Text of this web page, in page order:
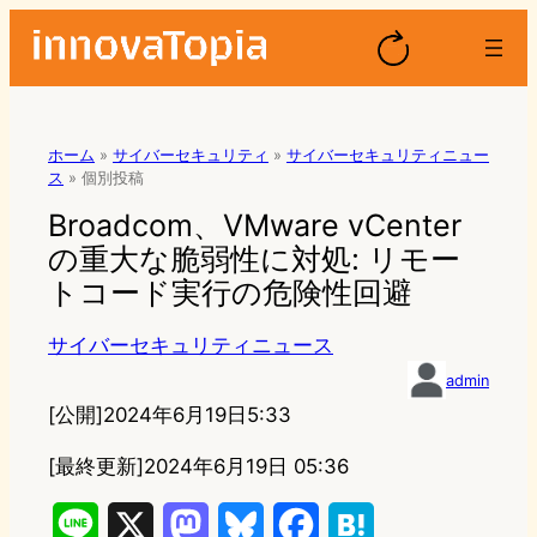
ホーム » サイバーセキュリティ » サイバーセキュリティニュー
ス » 個別投稿
Broadcom、VMware vCenter
の重大な脆弱性に対処: リモー
トコード実行の危険性回避
サイバーセキュリティニュース
admin
[公開]2024年6月19日5:33
[最終更新]2024年6月19日 05:36